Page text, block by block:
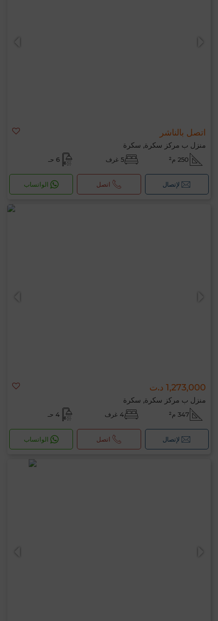
اتصل بالناشر
منزل ب مركز سكرة, سكرة
250 م² 5 غرف 6 حـ
لإتصال اتصل الواتساب
1,273,000 د.ت
منزل ب مركز سكرة, سكرة
347 م² 4 غرف 4 حـ
لإتصال اتصل الواتساب